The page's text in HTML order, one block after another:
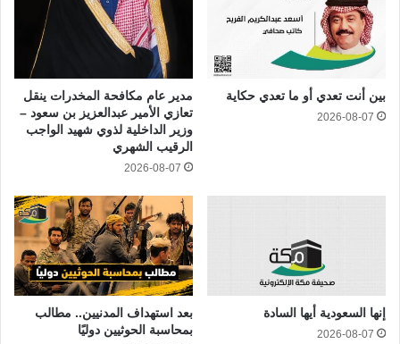
بين أنت تعدي أو ما تعدي حكاية
2026-08-07
مدير عام مكافحة المخدرات ينقل
تعازي الأمير عبدالعزيز بن سعود –
وزير الداخلية لذوي شهيد الواجب
الرقيب الشهري
2026-08-07
إنها السعودية أيها السادة
2026-08-07
بعد استهداف المدنيين.. مطالب
بمحاسبة الحوثيين دوليًا